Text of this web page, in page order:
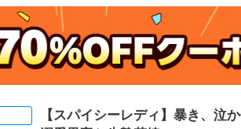
【スパイシーレディ】暴き、泣